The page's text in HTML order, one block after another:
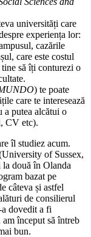
universități care
experiența lor:
cazările
care este costul
să îți conturezi o
) te poate
care te interesează
a putea alcătui o
CV etc).
îl studiez acum.
of Sussex,
două în Olanda
bazat pe
câteva și astfel
de consilierul
dovedit a fi
am început să întreb
bun.